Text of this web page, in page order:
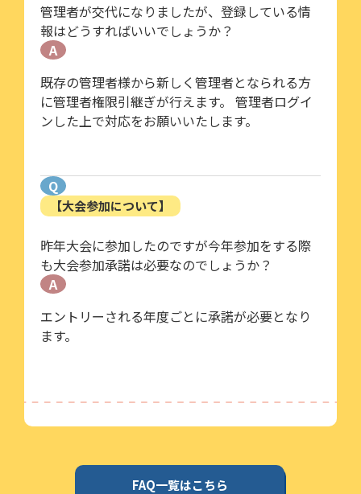
管理者が交代になりましたが、登録している情
報はどうすればいいでしょうか？
A
既存の管理者様から新しく管理者となられる方
に管理者権限引継ぎが行えます。 管理者ログイ
ンした上で対応をお願いいたします。
Q
【大会参加について】
昨年大会に参加したのですが今年参加をする際
も大会参加承諾は必要なのでしょうか？
A
エントリーされる年度ごとに承諾が必要となり
ます。
FAQ一覧はこちら